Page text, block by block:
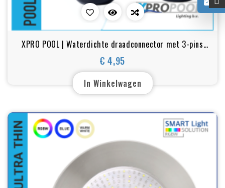
XPRO POOL | Waterdichte draadconnector met 3-pins
snelkoppeling
€ 4,95
Prijs
In Winkelwagen